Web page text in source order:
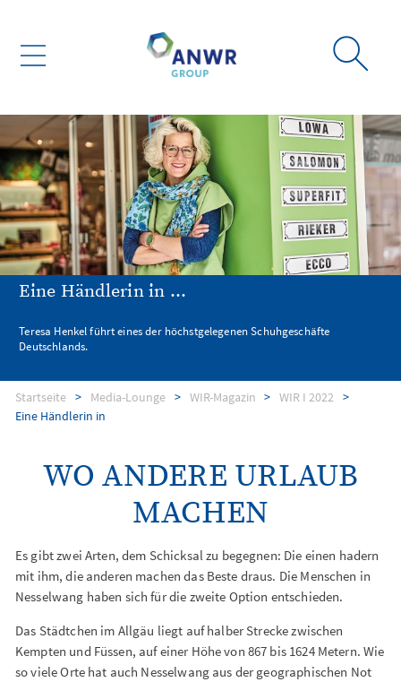
Eine Händlerin in ...
Teresa Henkel führt eines der höchstgelegenen Schuhgeschäfte
Deutschlands.
Startseite Media-Lounge WIR-Magazin
WIR I 2022
Eine Händlerin in
WO ANDERE URLAUB
MACHEN
Es gibt zwei Arten, dem Schicksal zu begegnen: Die einen hadern
mit ihm, die anderen machen das Beste draus. Die Menschen in
Nesselwang haben sich für die zweite Option entschieden.
Das Städtchen im Allgäu liegt auf halber Strecke zwischen
Kempten und Füssen, auf einer Höhe von 867 bis 1624 Metern. Wie
so viele Orte hat auch Nesselwang aus der geographischen Not